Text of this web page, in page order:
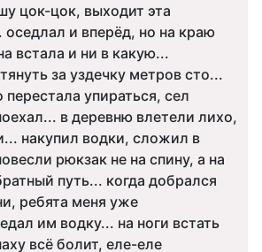
цок-цок, выходит эта
оседлал и вперёд, но на краю
встала и ни в какую...
за уздечку метров сто...
перестала упираться, сел
в деревню влетели лихо,
накупил водки, сложил в
рюкзак не на спину, а на
путь... когда добрался
ребята меня уже
им водку... на ноги встать
всё болит, еле-еле